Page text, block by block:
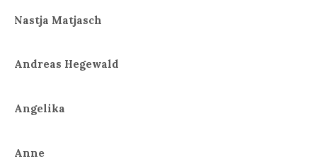
Nastja Matjasch
Andreas Hegewald
Angelika
Anne